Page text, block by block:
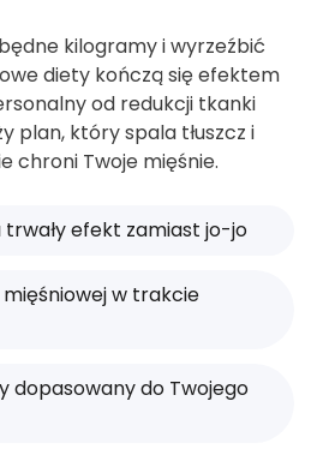
kilogramy i wyrzeźbić
diety kończą się efektem
od redukcji tkanki
plan, który spala tłuszcz i
chroni Twoje mięśnie.
trwały efekt zamiast jo-jo
w trakcie
dopasowany do Twojego